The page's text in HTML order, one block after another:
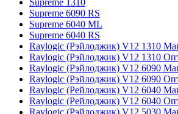
Supreme 6090 RS
Supreme 6040 ML
Supreme 6040 RS
Raylogic (Рэйлоджик) V12 1310
Raylogic (Рэйлоджик) V12 1310
Raylogic (Рэйлоджик) V12 6090
Raylogic (Рэйлоджик) V12 6090
Raylogic (Рейлоджик) V12 6040
Raylogic (Рейлоджик) V12 6040
Raylogic (Рэйлоджик) V12 5030